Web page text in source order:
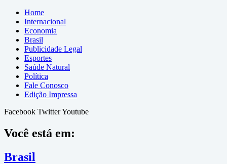
Home
Internacional
Economia
Brasil
Publicidade Legal
Esportes
Saúde Natural
Política
Fale Conosco
Edição Impressa
Facebook TwitterYoutube
Você está em:
Brasil